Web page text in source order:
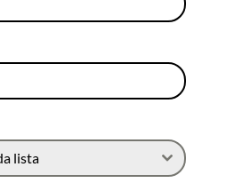
lista